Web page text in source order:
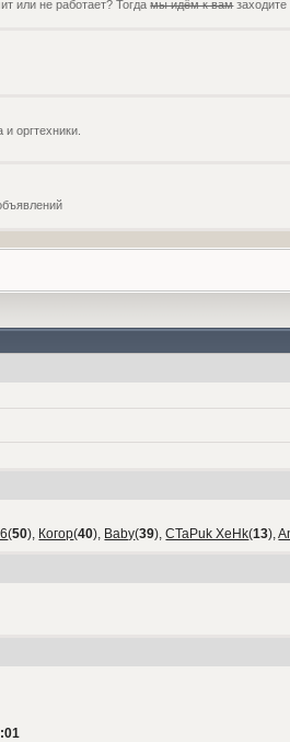
или не работает? Тогдамы идём к вам
оргтехники.
(50), Когор(40), Baby(39),CTaPuk XeHk(13),